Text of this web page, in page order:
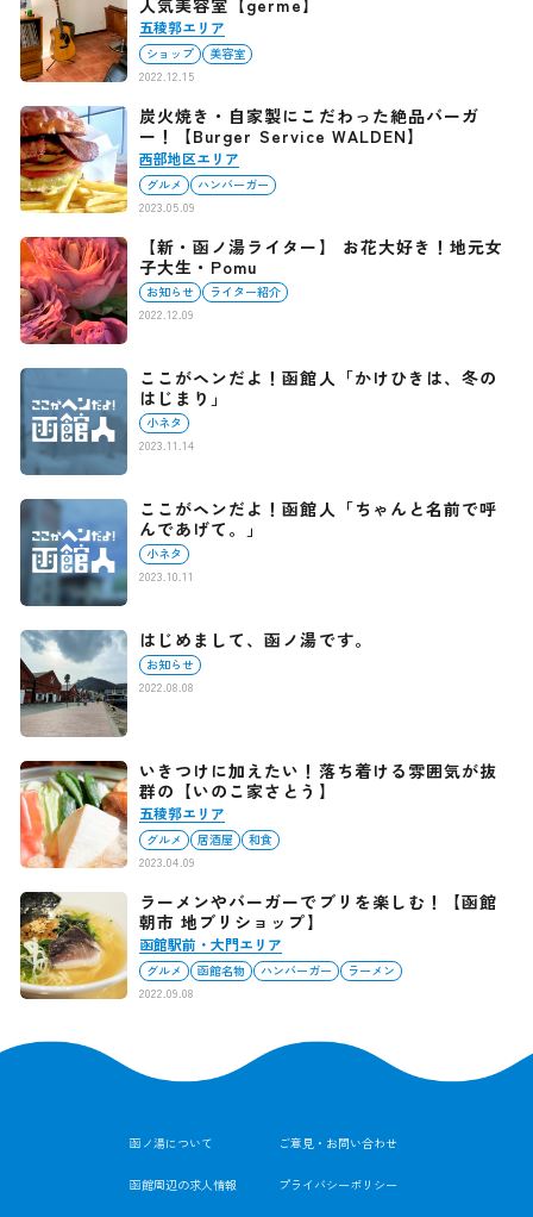
五稜郭エリア
ショップ
美容室
2022.12.15
炭火焼き・自家製にこだわった絶品バーガ
ー！【Burger Service WALDEN】
西部地区エリア
グルメ
ハンバーガー
2023.05.09
【新・函ノ湯ライター】 お花大好き！地元女
子大生・Pomu
お知らせ
ライター紹介
2022.12.09
ここがヘンだよ！函館人「かけひきは、冬の
はじまり」
小ネタ
2023.11.14
ここがヘンだよ！函館人「ちゃんと名前で呼
んであげて。」
小ネタ
2023.10.11
はじめまして、函ノ湯です。
お知らせ
2022.08.08
いきつけに加えたい！落ち着ける雰囲気が抜
群の【いのこ家さとう】
五稜郭エリア
グルメ 居酒屋
和食
2023.04.09
ラーメンやバーガーでブリを楽しむ！【函館
朝市 地ブリショップ】
函館駅前・大門エリア
グルメ 函館名物 ハンバーガー
ラーメン
2022.09.08
函ノ湯について
函館周辺の求人情報
ご意見・お問い合わせ
プライバシーポリシー